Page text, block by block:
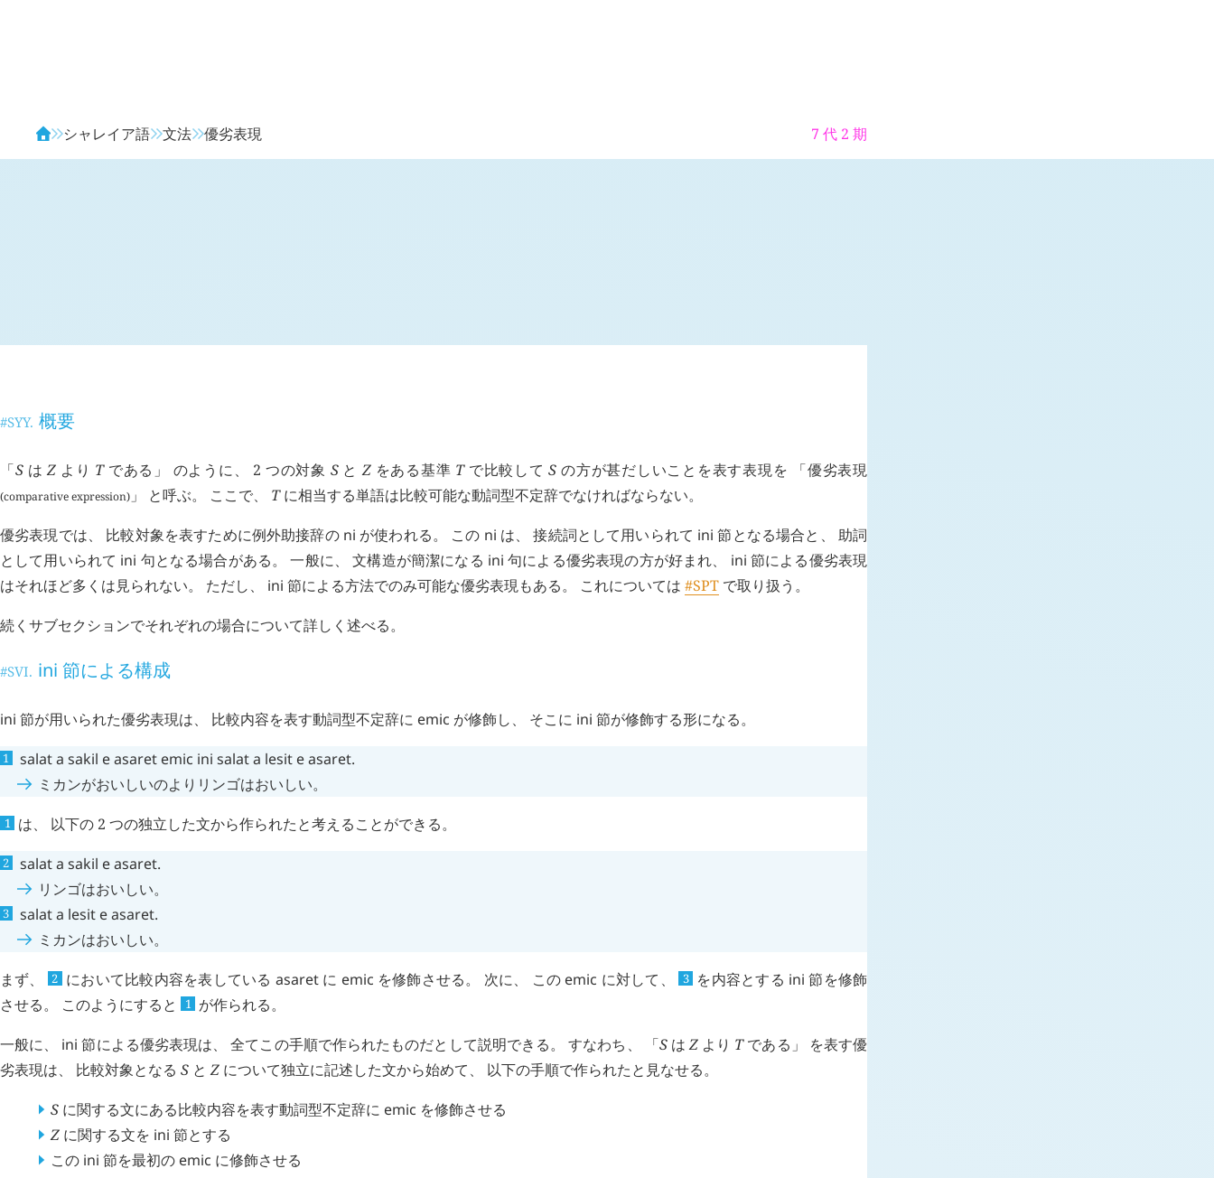
シャレイア語 文法 優劣表現 7 代 2 期
#SYY. 概要
「SはZ より Tである」 のように、 2 つの対象 SとZをある基準 Tで比較してS の方が甚だしいことを表す表現を 「優劣表現
(comparative expression) 」 と呼ぶ。 ここで、 Tに相当する単語は比較可能な動詞型不定辞でなければならない。
優劣表現では、 比較対象を表すために例外助接辞の ni が使われる。 この ni は、 接続詞として用いられて ini 節となる場合と、 助詞
として用いられて ini 句となる場合がある。 一般に、 文構造が簡潔になる ini 句による優劣表現の方が好まれ、 ini 節による優劣表現
はそれほど多くは見られない。 ただし、 ini 節による方法でのみ可能な優劣表現もある。 これについては #SPT で取り扱う。
続くサブセクションでそれぞれの場合について詳しく述べる。
#SVI. ini 節による構成
ini 節が用いられた優劣表現は、 比較内容を表す動詞型不定辞に emic が修飾し、 そこに ini 節が修飾する形になる。
salata sakil easaret emic ini salata lesit easaret.
ミカンがおいしいのよりリンゴはおいしい。
1 は、 以下の 2 つの独立した文から作られたと考えることができる。
salata sakil easaret.
リンゴはおいしい。
salata lesit easaret.
ミカンはおいしい。
まず、
2 において比較内容を表している asaretに emic を修飾させる。 次に、 この emic に対して、 3 を内容とする ini 節を修飾
させる。 このようにすると
1 が作られる。
一般に、 ini 節による優劣表現は、 全てこの手順で作られたものだとして説明できる。 すなわち、 「SはZより Tである」 を表す優
劣表現は、 比較対象となる S とZ について独立に記述した文から始めて、 以下の手順で作られたと見なせる。
S に関する文にある比較内容を表す動詞型不定辞に emic を修飾させる
Z に関する文を ini 節とする
この ini 節を最初の emic に修飾させる